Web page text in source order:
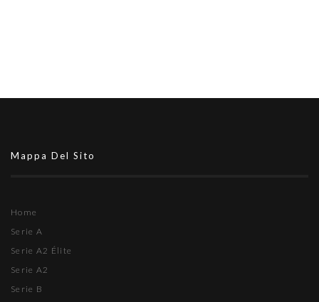
Mappa Del Sito
Home
Serie A
Serie A2 Élite
Serie A2
Serie B